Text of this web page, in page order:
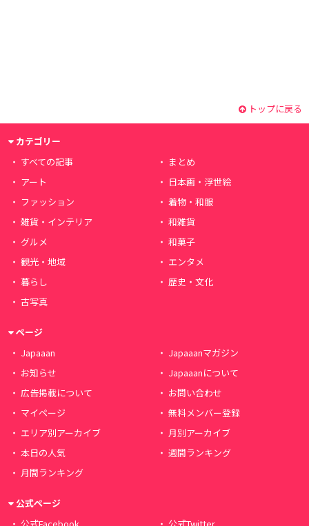
トップに戻る
カテゴリー
すべての記事
まとめ
アート
日本画・浮世絵
ファッション
着物・和服
雑貨・インテリア
和雑貨
グルメ
和菓子
観光・地域
エンタメ
暮らし
歴史・文化
古写真
ページ
Japaaan
Japaaanマガジン
お知らせ
Japaaanについて
広告掲載について
お問い合わせ
マイページ
無料メンバー登録
エリア別アーカイブ
月別アーカイブ
本日の人気
週間ランキング
月間ランキング
公式ページ